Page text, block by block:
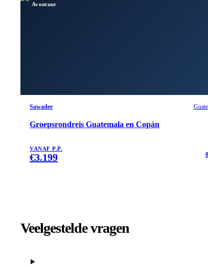
Avontuur
Sawadee
Groepsrondreis Guatemala en Copán
VANAF P.P.
€3.199
Veelgestelde vragen